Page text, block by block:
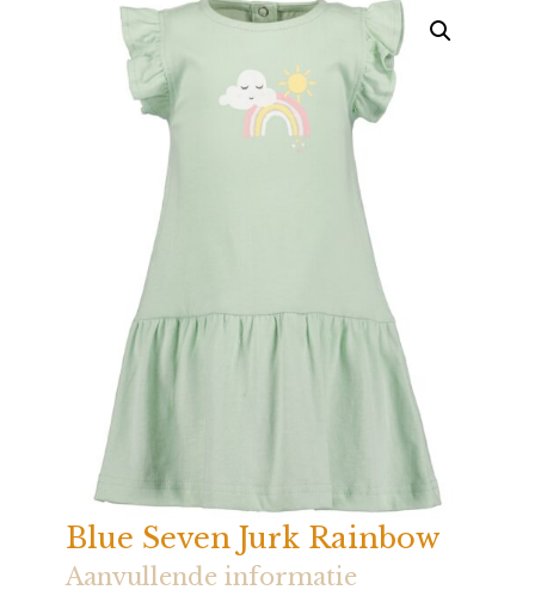
Blue Seven Jurk Rainbow
Aanvullende informatie